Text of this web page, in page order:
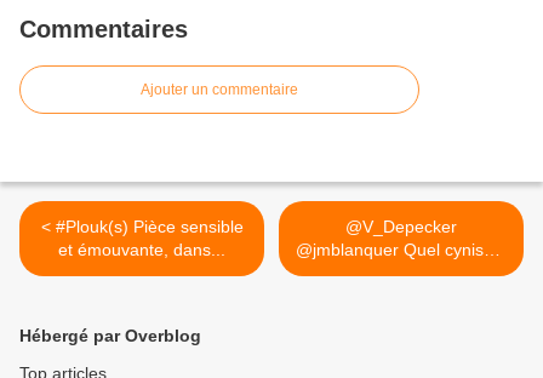
Commentaires
Ajouter un commentaire
< #Plouk(s) Pièce sensible
et émouvante, dans...
@V_Depecker
@jmblanquer Quel cynisme
!. Syndrome... >
Hébergé par Overblog
Top articles